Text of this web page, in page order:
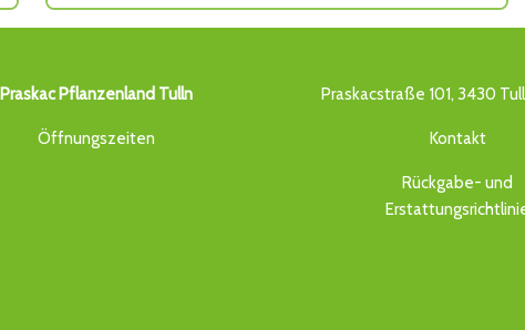
Praskac Pflanzenland Tulln
Öffnungszeiten
Praskacstraße 101, 3430
Kontakt
Rückgabe- und